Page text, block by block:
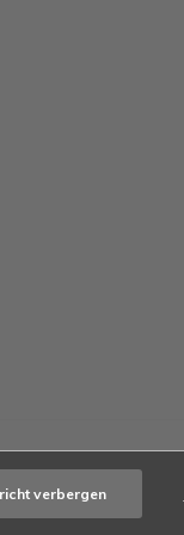
verbergen